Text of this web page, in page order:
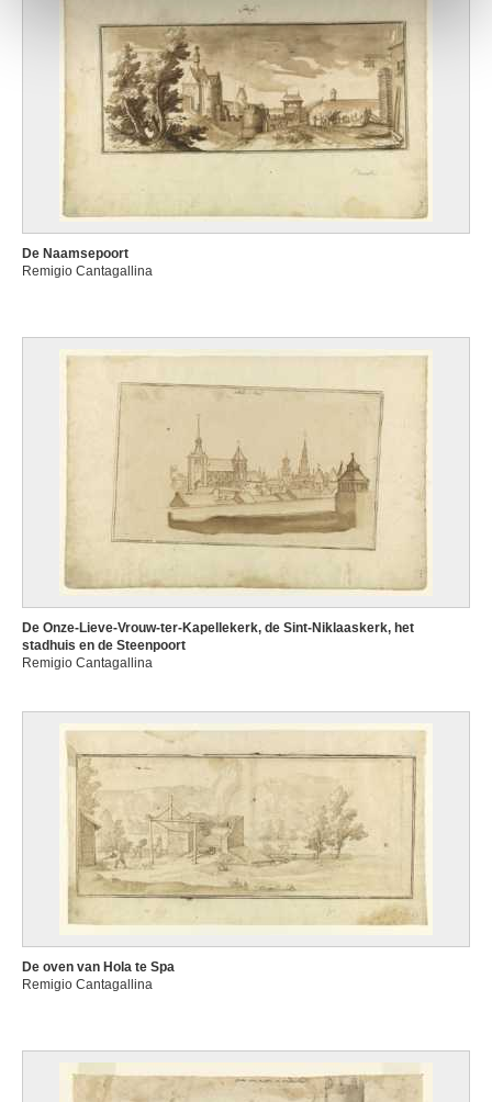
De Naamsepoort
Remigio Cantagallina
De Onze-Lieve-Vrouw-ter-Kapellekerk, de Sint-Niklaaskerk, het
stadhuis en de Steenpoort
Remigio Cantagallina
De oven van Hola te Spa
Remigio Cantagallina